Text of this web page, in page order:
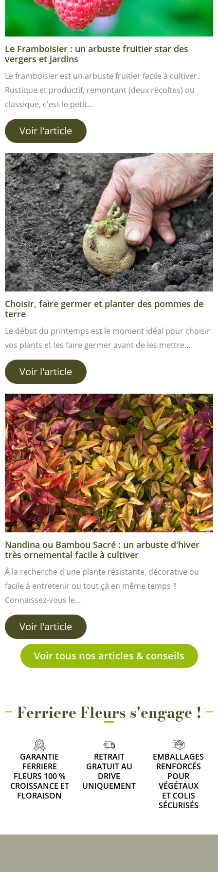
Le Framboisier : un arbuste fruitier star des
vergers et jardins
Le framboisier est un arbuste fruitier facile à cultiver.
Rustique et productif, remontant (deux récoltes) ou
classique, c'est le petit…
Voir l'article
Choisir, faire germer et planter des pommes de
terre
Le début du printemps est le moment idéal pour choisir
vos plants et les faire germer avant de les mettre…
Voir l'article
Nandina ou Bambou Sacré : un arbuste d'hiver
très ornemental facile à cultiver
À la recherche d'une plante résistante, décorative ou
facile à entretenir ou tout çà en même temps ?
Connaissez-vous le…
Voir l'article
Voir tous nos articles & conseils
Ferriere Fleurs s'engage !
GARANTIE
FERRIERE
FLEURS 100 %
CROISSANCE ET
FLORAISON
RETRAIT
GRATUIT AU
DRIVE
UNIQUEMENT
EMBALLAGES
RENFORCÉS
POUR
VÉGÉTAUX
ET COLIS
SÉCURISÉS